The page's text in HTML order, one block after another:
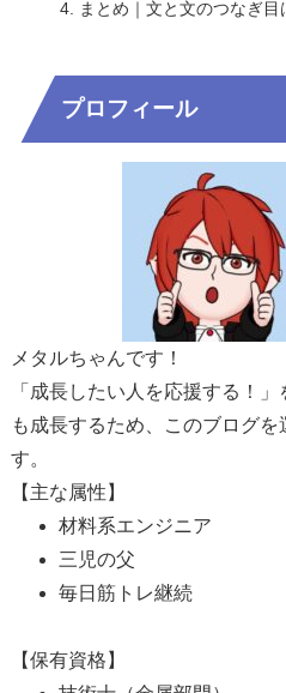
まとめ｜文と文のつなぎ目
プロフィール
メタルちゃんです！
「成長したい人を応援する！
も成長するため、このブログを
す。
【主な属性】
材料系エンジニア
三児の父
毎日筋トレ継続
【保有資格】